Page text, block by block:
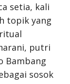
setia, kali
topik yang
putri
Bambang
sosok